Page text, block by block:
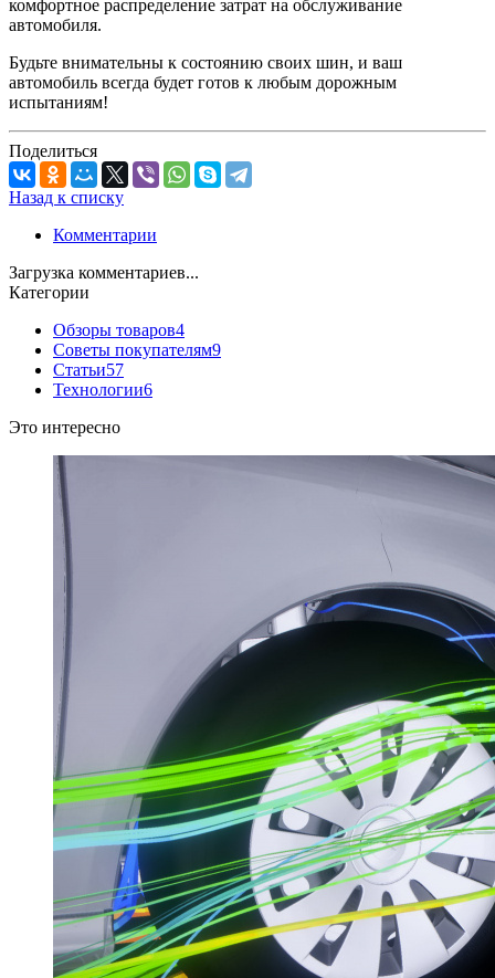
комфортное распределение затрат на обслуживание
автомобиля.
Будьте внимательны к состоянию своих шин, и ваш
автомобиль всегда будет готов к любым дорожным
испытаниям!
Поделиться
Назад к списку
Комментарии
Загрузка комментариев...
Категории
Обзоры товаров4
Советы покупателям9
Статьи57
Технологии6
Это интересно